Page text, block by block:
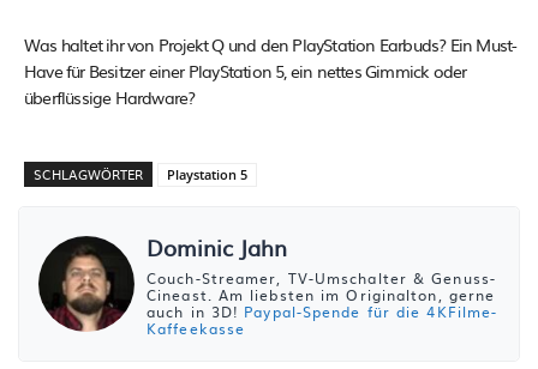
Was haltet ihr von Projekt Q und den PlayStation Earbuds? Ein Must-
Have für Besitzer einer PlayStation 5, ein nettes Gimmick oder
überflüssige Hardware?
SCHLAGWÖRTER Playstation 5
Dominic Jahn
Couch-Streamer, TV-Umschalter & Genuss-
Cineast. Am liebsten im Originalton, gerne
auch in 3D! Paypal-Spende für die 4KFilme-
Kaffeekasse